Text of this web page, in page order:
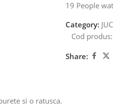
19 People
Category:
Cod produs:
Share:
si o ratusca.